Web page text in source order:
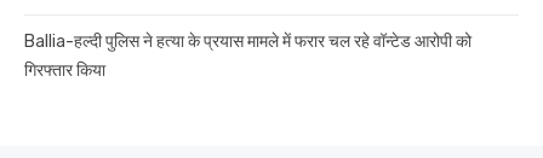
Ballia-हल्दी पुलिस ने हत्या के प्रयास मामले में फरार चल रहे वॉन्टेड आरोपी को
गिरफ्तार किया